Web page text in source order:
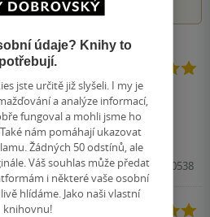
synem...je ještě lepší než
Kniha, Paseka, 2010, 9788074320538
údaje? Knihy to
potřebují.
jste určitě již slyšeli. I my je
a analýze informací,
fungoval a mohli jsme ho
nám pomáhají ukazovat
Žádných 50 odstínů, ale
Váš souhlas může předat
i některé vaše osobní
hlídáme. Jako naši vlastní
knihovnu!